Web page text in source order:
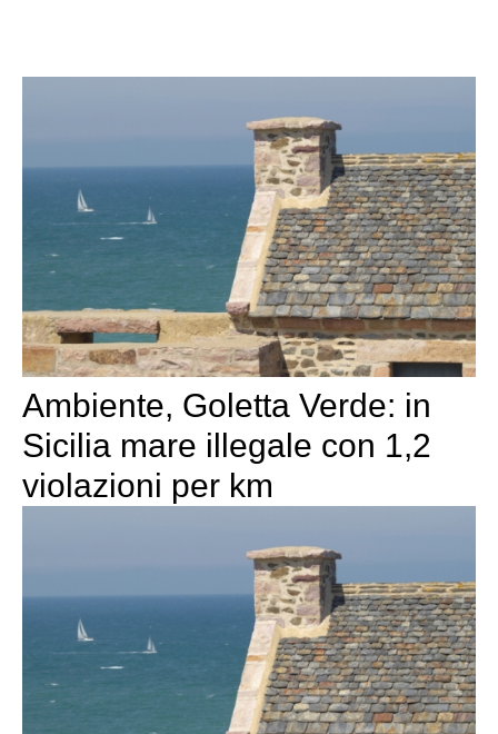
Ambiente, Goletta Verde: in
Sicilia mare illegale con 1,2
violazioni per km